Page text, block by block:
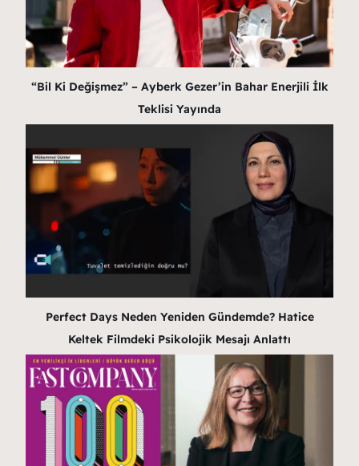
“Bil Ki Değişmez” – Ayberk Gezer’in Bahar Enerjili İlk
Teklisi Yayında
Perfect Days Neden Yeniden Gündemde? Hatice
Keltek Filmdeki Psikolojik Mesajı Anlattı